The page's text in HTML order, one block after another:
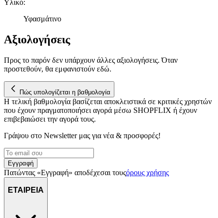
δεδομένα, π.χ. τη διεύθυνση IP σας, χρησιμοποιώντας τεχνολογία
στη συσκευή σας, με σκοπό την προβολή εξατομικευμένων
την καλύτερη εικόνα του κοινού μας και την ανάπτυξη
μέρους σας χρήση της τοποθεσίας μας στους συνεργάτες μέσων
κοινωνικής δικτύωσης, διαφημίσεων και ανάλυσης.
Υλικό:
Υφασμάτινο
Αξιολογήσεις
Προς το παρόν δεν υπάρχουν άλλες αξιολογήσεις. Όταν
προστεθούν, θα εμφανιστούν εδώ.
Πώς υπολογίζεται η βαθμολογία
Η τελική βαθμολογία βασίζεται αποκλειστικά σε κριτικές χρηστών
που έχουν πραγματοποιήσει αγορά μέσω SHOPFLIX ή έχουν
επιβεβαιώσει την αγορά τους.
Γράψου στο Νewsletter μας για νέα & προσφορές!
Εγγραφή
Πατώντας «Εγγραφή» αποδέχεσαι τουςόρους χρήσης
ΕΤΑΙΡΕΙΑ